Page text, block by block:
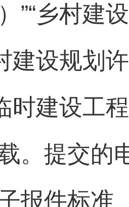
”“乡村建
建设规划
时建设工
。提交的
报件标准